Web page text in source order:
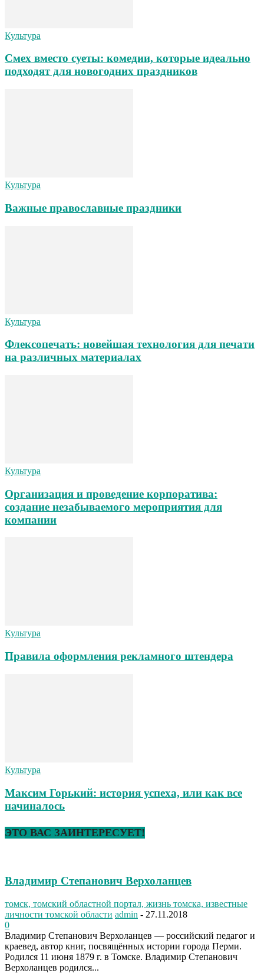
Культура
Смех вместо суеты: комедии, которые идеально
подходят для новогодних праздников
Культура
Важные православные праздники
Культура
Флексопечать: новейшая технология для печати
на различных материалах
Культура
Организация и проведение корпоратива:
создание незабываемого мероприятия для
компании
Культура
Правила оформления рекламного штендера
Культура
Максим Горький: история успеха, или как все
начиналось
ЭТО ВАС ЗАИНТЕРЕСУЕТ!
Владимир Степанович Верхоланцев
томск, томский областной портал, жизнь томска, известные
личности томской области admin - 27.11.2018
0
Владимир Степанович Верхоланцев — российский педагог и
краевед, автор книг, посвящённых истории города Перми.
Родился 11 июня 1879 г. в Томске. Владимир Степанович
Верхоланцев родился...